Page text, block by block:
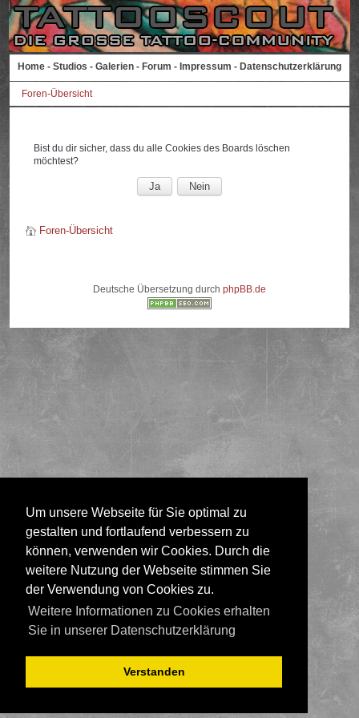
Um unsere Webseite für Sie optimal zu
gestalten und fortlaufend verbessern zu
können, verwenden wir Cookies. Durch die
weitere Nutzung der Webseite stimmen Sie
der Verwendung von Cookies zu.
Weitere Informationen zu Cookies erhalten
Sie in unserer Datenschutzerklärung
Verstanden
Home - Studios - Galerien - Forum - Impressum - Datenschutzerklärung
Foren-Übersicht
Bist du dir sicher, dass du alle Cookies des Boards löschen
möchtest?
Foren-Übersicht
Deutsche Übersetzung durch phpBB.de